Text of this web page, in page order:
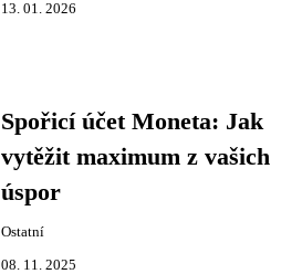
13. 01. 2026
Spořicí účet Moneta: Jak
vytěžit maximum z vašich
úspor
Ostatní
08. 11. 2025